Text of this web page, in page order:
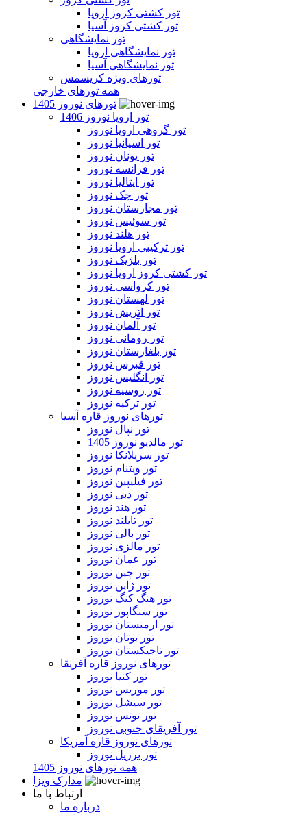
تور کشتی کروز اروپا
تور کشتی کروز آسیا
تور نمایشگاهی
تور نمایشگاهی اروپا
تور نمایشگاهی آسیا
تورهای ویژه کریسمس
همه تورهای خارجی
تورهای نوروز 1405
تور اروپا نوروز 1406
تور گروهی اروپا نوروز
تور اسپانیا نوروز
تور یونان نوروز
تور فرانسه نوروز
تور ایتالیا نوروز
تور چک نوروز
تور مجارستان نوروز
تور سوئیس نوروز
تور هلند نوروز
تور ترکیبی اروپا نوروز
تور بلژیک نوروز
تور کشتی کروز اروپا نوروز
تور کرواسی نوروز
تور لهستان نوروز
تور اتریش نوروز
تور آلمان نوروز
تور رومانی نوروز
تور بلغارستان نوروز
تور قبرس نوروز
تور انگلیس نوروز
تور روسیه نوروز
تور ترکیه نوروز
تورهای نوروز قاره آسیا
تور نپال نوروز
تور مالدیو نوروز 1405
تور سریلانکا نوروز
تور ویتنام نوروز
تور فیلیپین نوروز
تور دبی نوروز
تور هند نوروز
تور تایلند نوروز
تور بالی نوروز
تور مالزی نوروز
تور عمان نوروز
تور چین نوروز
تور ژاپن نوروز
تور هنگ کنگ نوروز
تور سنگاپور نوروز
تور ارمنستان نوروز
تور بوتان نوروز
تور تاجیکستان نوروز
تورهای نوروز قاره آفریقا
تور کنیا نوروز
تور موریس نوروز
تور سیشل نوروز
تور تونس نوروز
تور آفریقای جنوبی نوروز
تورهای نوروز قاره آمریکا
تور برزیل نوروز
همه تورهای نوروز 1405
مدارک ویزا
ارتباط با ما
درباره ما